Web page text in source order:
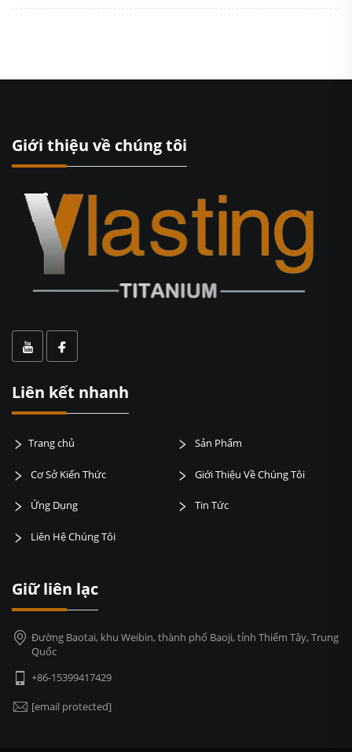
Giới thiệu về chúng tôi
Liên kết nhanh
Trang chủ Sản Phẩm
Cơ Sở Kiến Thức Giới Thiệu Về Chúng Tôi
Ứng Dụng Tin Tức
Liên Hệ Chúng Tôi
Giữ liên lạc
Đường Baotai, khu Weibin, thành phố Baoji, tỉnh Thiểm Tây, Trung
Quốc
+86-15399417429
[email protected]